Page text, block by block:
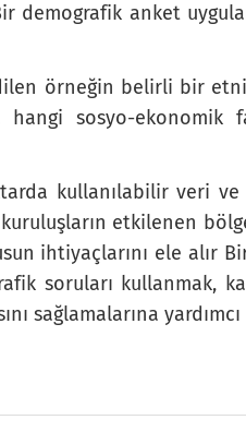
demografik anket
örneğin belirli bir
sosyo-ekonomik
kullanılabilir veri ve
etkilenen
ihtiyaçlarını ele alır
soruları kullanmak,
sağlamalarına